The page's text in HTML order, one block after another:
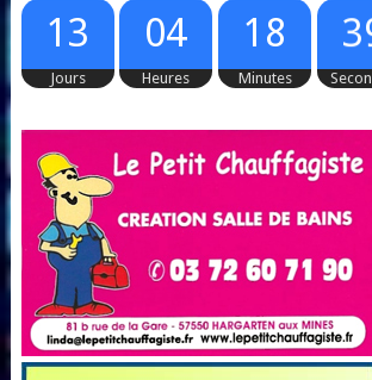
13
Jours
04
Heures
18
Minutes